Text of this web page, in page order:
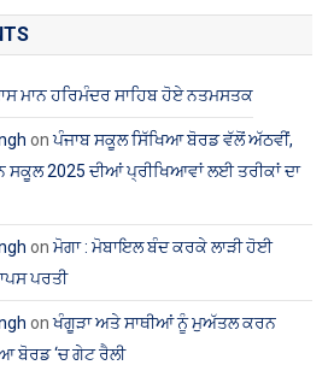
ਮਾਨ ਹਰਿਮੰਦਰ ਸਾਹਿਬ ਹੋਏ ਨਤਮਸਤਕ
onਪੰਜਾਬ ਸਕੂਲ ਸਿੱਖਿਆ ਬੋਰਡ ਵੱਲੋਂ ਅੱਠਵੀਂ,
ਸਕੂਲ 2025 ਦੀਆਂ ਪ੍ਰੀਖਿਆਵਾਂ ਲਈ ਤਰੀਕਾਂ ਦਾ
on ਮੋਗਾ : ਮੋਬਾਇਲ ਬੰਦ ਕਰਕੇ ਲਾੜੀ ਹੋਈ
ਪਰਤੀ
onਖੰਗੂੜਾ ਅਤੇ ਸਾਥੀਆਂ ਨੂੰ ਮੁਅੱਤਲ ਕਰਨ
ਬੋਰਡ ‘ਚ ਗੇਟ ਰੈਲੀ